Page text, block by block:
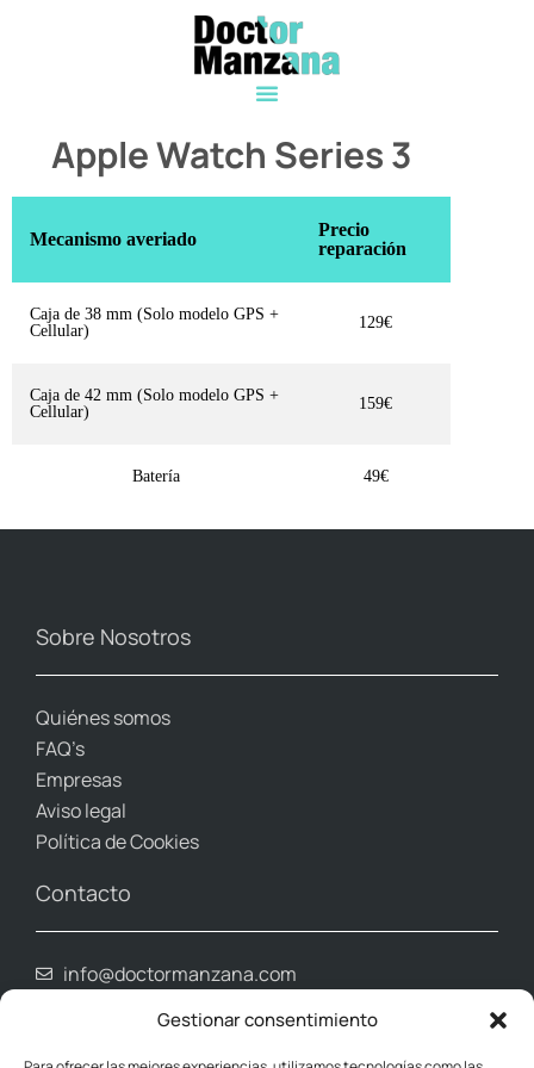
Gestionar consentimiento
Apple Watch Series 3
Mecanismo averiado
Precio
reparación
Caja de 38 mm (Solo modelo GPS +
Cellular)
129€
Caja de 42 mm (Solo modelo GPS +
Cellular)
159€
Batería 49€
Sobre Nosotros
Quiénes somos
FAQ’s
Empresas
Aviso legal
Política de Cookies
Contacto
info@doctormanzana.com
965 027 123